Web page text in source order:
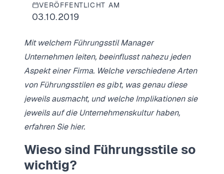
VERÖFFENTLICHT AM
03.10.2019
Mit welchem Führungsstil Manager
Unternehmen leiten, beeinflusst nahezu jeden
Aspekt einer Firma. Welche verschiedene Arten
von Führungsstilen es gibt, was genau diese
jeweils ausmacht, und welche Implikationen sie
jeweils auf die Unternehmenskultur haben,
erfahren Sie hier.
Wieso sind Führungsstile so
wichtig?